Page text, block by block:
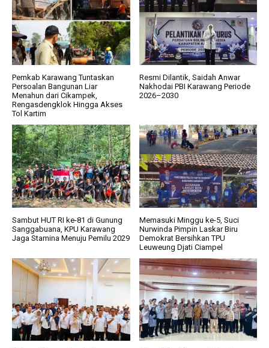
Pemkab Karawang Tuntaskan
Persoalan Bangunan Liar
Menahun dari Cikampek,
Rengasdengklok Hingga Akses
Tol Kartim
Resmi Dilantik, Saidah Anwar
Nakhodai PBI Karawang Periode
2026–2030
Sambut HUT RI ke-81 di Gunung
Sanggabuana, KPU Karawang
Jaga Stamina Menuju Pemilu 2029
Memasuki Minggu ke-5, Suci
Nurwinda Pimpin Laskar Biru
Demokrat Bersihkan TPU
Leuweung Djati Ciampel